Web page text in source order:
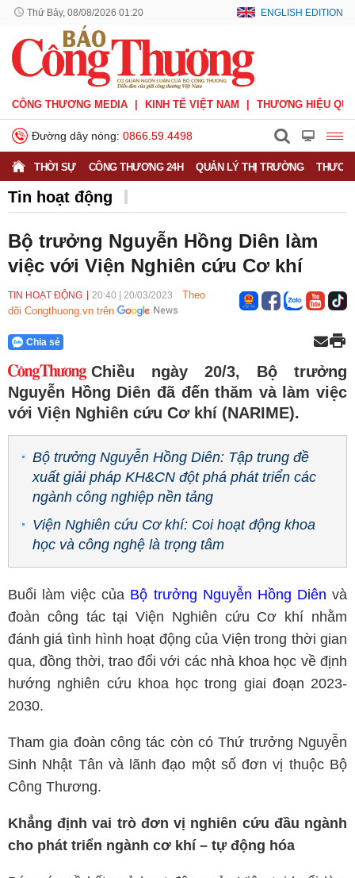
Thứ Bảy, 08/08/2026 01:20 ENGLISH EDITION
CÔNG THƯƠNG MEDIA KINH TẾ VIỆT NAM THƯƠNG HIỆU
Đường dây nóng: 0866.59.4498
THỜI SỰ CÔNG THƯƠNG 24H QUẢN LÝ THỊ TRƯỜNG
Tin hoạt động
Bộ trưởng Nguyễn Hồng Diên làm
việc với Viện Nghiên cứu Cơ khí
TIN HOẠT ĐỘNG 20:40 20/03/2023
Theo
dõi Congthuong.vn trên
Chia sẻ
Chiều ngày 20/3, Bộ trưởng
Nguyễn Hồng Diên đã đến thăm và làm việc
với Viện Nghiên cứu Cơ khí (NARIME).
Bộ trưởng Nguyễn Hồng Diên: Tập trung đề
xuất giải pháp KH&CN đột phá phát triển các
ngành công nghiệp nền tảng
Viện Nghiên cứu Cơ khí: Coi hoạt động khoa
học và công nghệ là trọng tâm
Buổi làm việc của Bộ trưởng Nguyễn Hồng Diênvà
đoàn công tác tại Viện Nghiên cứu Cơ khí nhằm
đánh giá tình hình hoạt động của Viện trong thời gian
qua, đồng thời, trao đổi với các nhà khoa học về định
hướng nghiên cứu khoa học trong giai đoạn 2023-
2030.
Tham gia đoàn công tác còn có Thứ trưởng Nguyễn
Sinh Nhật Tân và lãnh đạo một số đơn vị thuộc Bộ
Công Thương.
Khẳng định vai trò đơn vị nghiên cứu đầu ngành
cho phát triển ngành cơ khí – tự động hóa